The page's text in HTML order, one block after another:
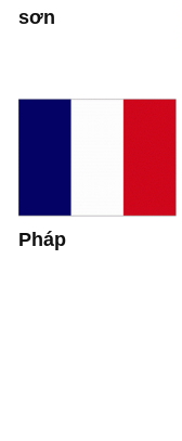
sơn
Pháp